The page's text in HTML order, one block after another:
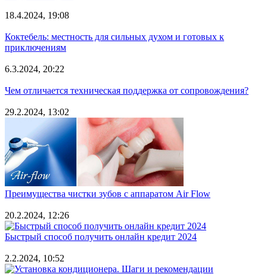
18.4.2024, 19:08
Коктебель: местность для сильных духом и готовых к
приключениям
6.3.2024, 20:22
Чем отличается техническая поддержка от сопровождения?
29.2.2024, 13:02
Преимущества чистки зубов с аппаратом Air Flow
20.2.2024, 12:26
Быстрый способ получить онлайн кредит 2024
2.2.2024, 10:52